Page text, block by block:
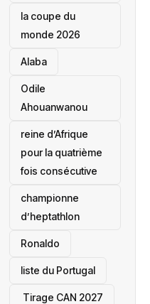
la coupe du
monde 2026
Alaba
Odile
Ahouanwanou
reine d’Afrique
pour la quatrième
fois consécutive
championne
d’heptathlon
Ronaldo
liste du Portugal
‎ Tirage CAN 2027